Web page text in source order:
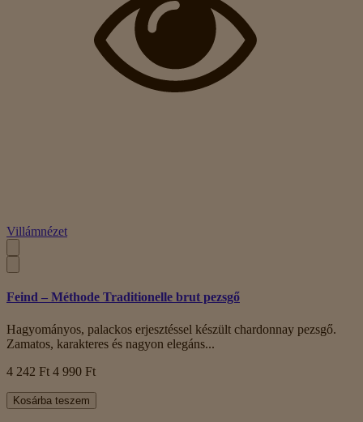
Villámnézet
Feind – Méthode Traditionelle brut pezsgő
Hagyományos, palackos erjesztéssel készült chardonnay pezsgő.
Zamatos, karakteres és nagyon elegáns...
4 242 Ft 4 990 Ft
Kosárba teszem